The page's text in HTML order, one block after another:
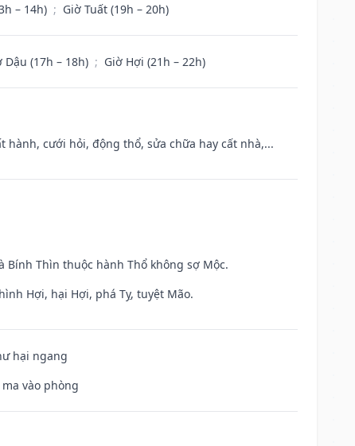
– 14h) ; Giờ Tuất (19h – 20h)
Dậu (17h – 18h) ; Giờ Hợi (21h – 22h)
hành, cưới hỏi, động thổ, sửa chữa hay cất nhà,...
Bính Thìn thuộc hành Thổ không sợ Mộc.
Hợi, hại Hợi, phá Tỵ, tuyệt Mão.
hại ngang
vào phòng